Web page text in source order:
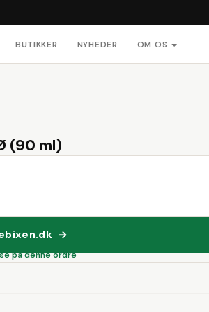
BUTIKKER NYHEDER OM OS
(90 ml)
→
på denne ordre